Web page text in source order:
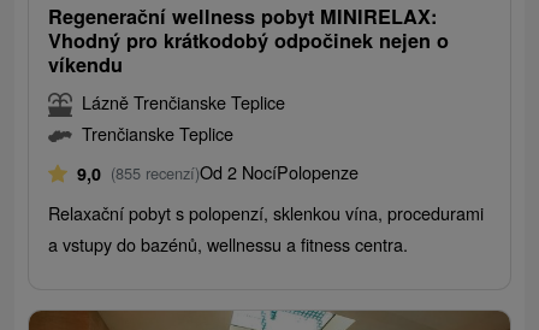
Regenerační wellness pobyt MINIRELAX:
Vhodný pro krátkodobý odpočinek nejen o
víkendu
Lázně Trenčianske Teplice
Trenčianske Teplice
9,0 (855 recenzí)Od 2 NocíPolopenze
Relaxační pobyt s polopenzí, sklenkou vína, procedurami
a vstupy do bazénů, wellnessu a fitness centra.